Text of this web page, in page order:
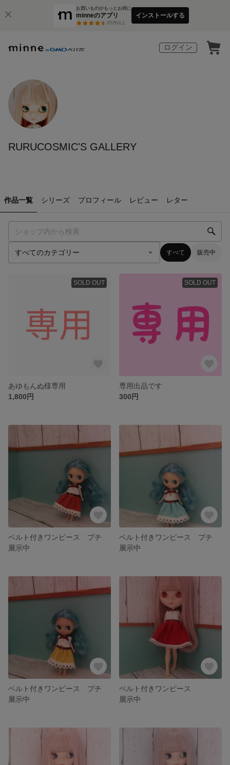
お買いものがもっとお得に
minneのアプリ
3万件以上
インストールする
ログイン
RURUCOSMIC'S GALLERY
作品一覧 シリーズ プロフィール レビュー レター
すべて 販売中
SOLD OUT
あゆもんぬ様専用
1,800円
SOLD OUT
専用出品です
300円
ベルト付きワンピース プチ
展示中
ベルト付きワンピース プチ
展示中
ベルト付きワンピース プチ
展示中
ベルト付きワンピース
展示中